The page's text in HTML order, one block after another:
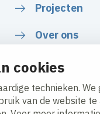
cookies
technieken. We
van de website te
Projecten
Over ons